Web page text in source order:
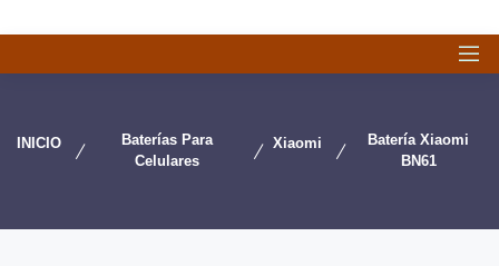
INICIO
Baterías Para
Celulares
Xiaomi
Batería Xiaomi
BN61